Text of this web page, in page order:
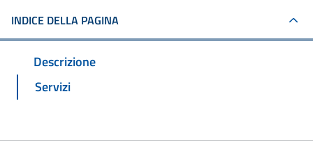
INDICE DELLA PAGINA
Descrizione
Servizi